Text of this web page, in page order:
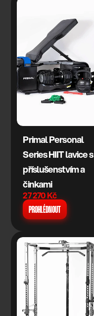
Primal Personal
Series HIIT lavice s
příslušenstvím a
činkami
27 270 Kč
PROHLÉDNOUT